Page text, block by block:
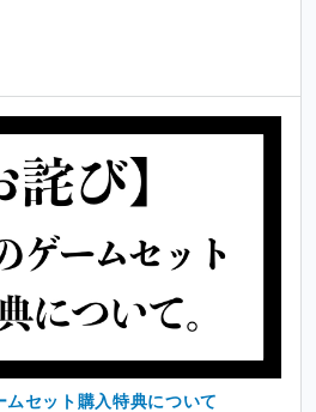
ムセット購入特典について